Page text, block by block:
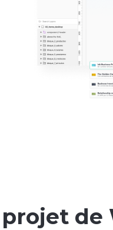
projet de